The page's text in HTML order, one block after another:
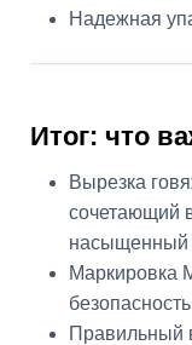
Надежная
Итог: что
Вырезка
сочетающий
насыщенный
Маркировка
Правильный